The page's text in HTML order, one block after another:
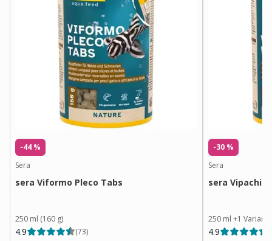
-44 %
Sera
sera Viformo Pleco Tabs
250 ml (160 g)
4.9 (73)
-30 %
Sera
sera
250 ml +1 Variante
4.9